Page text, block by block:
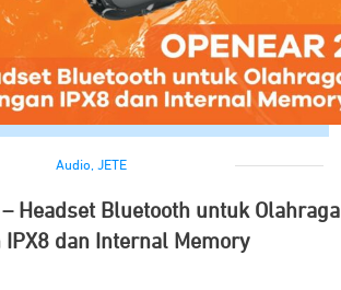
Audio, JETE
– Headset Bluetooth untuk Olahraga
IPX8 dan Internal Memory